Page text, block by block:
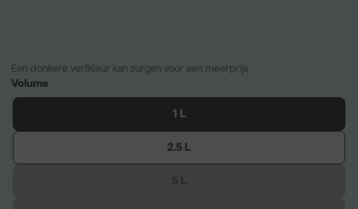
Een donkere verfkleur kan zorgen voor een meerprijs.
Volume
1 L
2.5 L